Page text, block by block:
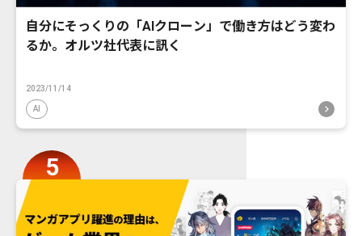
自分にそっくりの「AIクローン」で働き方はどう変わ
るか。オルツ社代表に訊く
2023/11/14
AI